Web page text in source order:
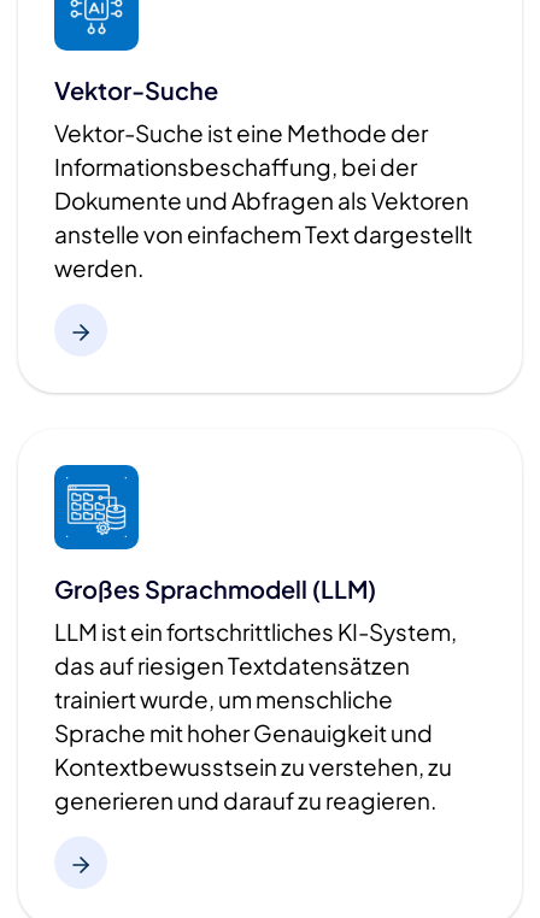
Vektor-Suche
Vektor-Suche ist eine Methode der
Informationsbeschaffung, bei der
Dokumente und Abfragen als Vektoren
anstelle von einfachem Text dargestellt
werden.​
Großes Sprachmodell (LLM)
LLM ist ein fortschrittliches KI-System,
das auf riesigen Textdatensätzen
trainiert wurde, um menschliche
Sprache mit hoher Genauigkeit und
Kontextbewusstsein zu verstehen, zu
generieren und darauf zu reagieren.